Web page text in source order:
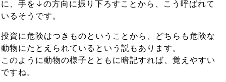
に、手を↓の方向に振り下ろすことから、こう呼ばれて
いるそうです。
投資に危険はつきものということから、どちらも危険な
動物にたとえられているという説もあります。
このように動物の様子とともに暗記すれば、覚えやすい
ですね。